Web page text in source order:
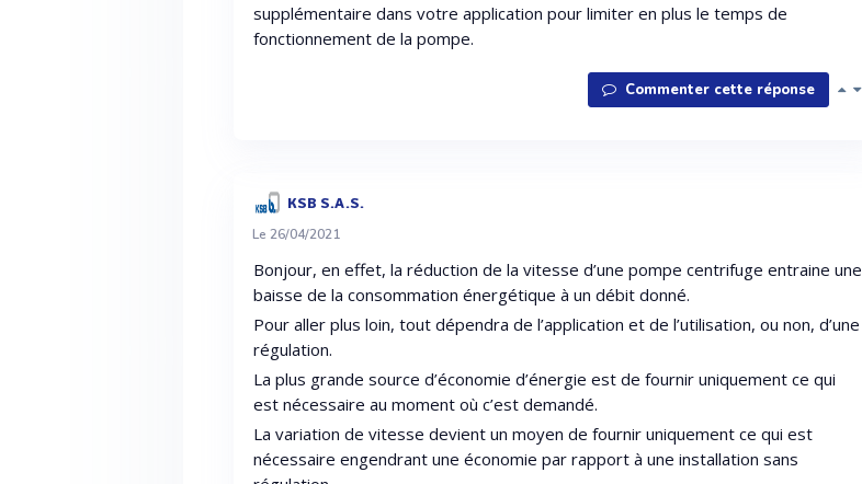
supplémentaire dans votre application pour limiter en plus le temps de
fonctionnement de la pompe.
Commenter cette réponse
KSB S.A.S.
Le 26/04/2021
Bonjour, en effet, la réduction de la vitesse d’une pompe centrifuge entraine une
baisse de la consommation énergétique à un débit donné.
Pour aller plus loin, tout dépendra de l’application et de l’utilisation, ou non, d’une
régulation.
La plus grande source d’économie d’énergie est de fournir uniquement ce qui
est nécessaire au moment où c’est demandé.
La variation de vitesse devient un moyen de fournir uniquement ce qui est
nécessaire engendrant une économie par rapport à une installation sans